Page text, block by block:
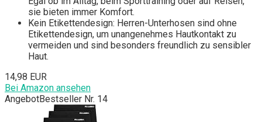
sie bieten immer Komfort.
Kein Etikettendesign: Herren-Unterhosen sind ohne
Etikettendesign, um unangenehmes Hautkontakt zu
vermeiden und sind besonders freundlich zu sensibler
Haut.
14,98 EUR
Bei Amazon ansehen
AngebotBestseller Nr. 14